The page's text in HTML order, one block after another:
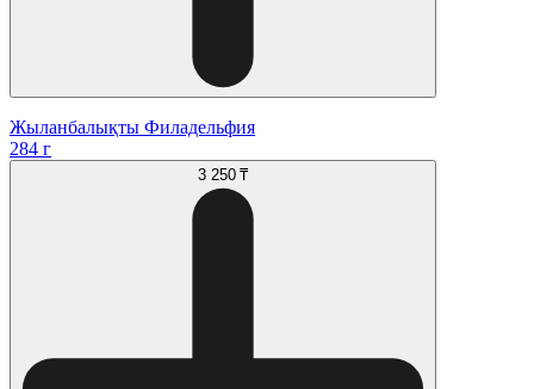
Жыланбалықты Филадельфия
284 г
3 250 ₸